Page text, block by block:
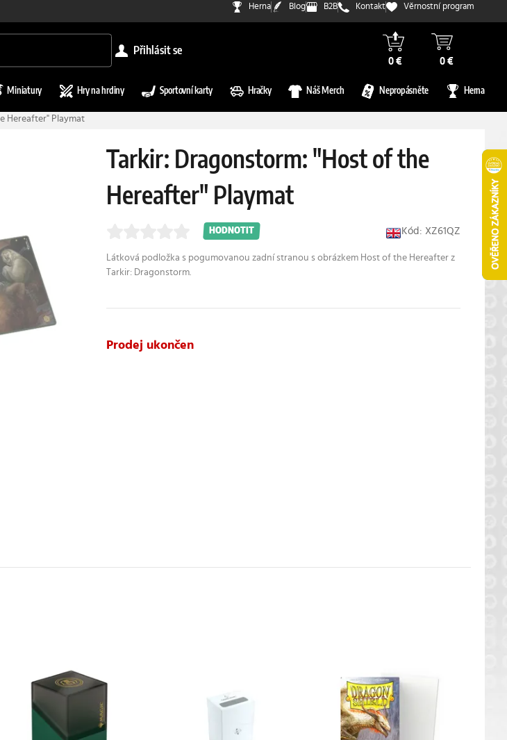
Herna Blog B2B Kontakt Věrnostní program
přihlásit se
0 € 0 €
Miniatury Hry na hrdiny Sportovní karty Hračky Náš Merch Nepropásněte Herna
Hereafter" Playmat
Tarkir: Dragonstorm: "Host of the
Hereafter" Playmat
HODNOTIT Kód: XZ61QZ
Látková podložka s pogumovanou zadní stranou s obrázkem Host of the Hereafter z
Tarkir: Dragonstorm.
Prodej ukončen